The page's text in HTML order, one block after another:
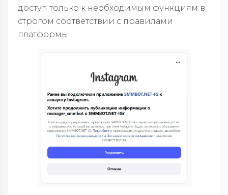
доступ только к необходимым функциям в
строгом соответствии с правилами
платформы.